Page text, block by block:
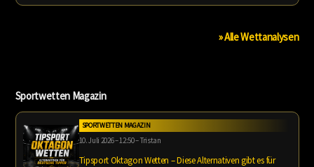
» Alle Wettanalysen
Sportwetten Magazin
SPORTWETTEN MAGAZIN
10. Juli 2026 – 12:50 – Tristan
Tipsport Oktagon Wetten – Diese Alternativen gibt es für